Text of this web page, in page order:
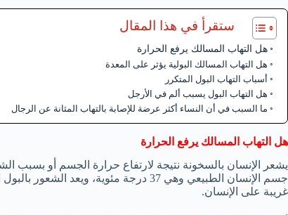
ستقرأ في هذا المقال
هل التهاب المسالك يرفع الحرارة
هل التهاب المسالك البولية يؤثر على المعدة
أسباب التهاب البول المتكرر
هل التهاب البول يسبب ألم في الأرجل
ما السبب في أن النساء أكثر عرضة للإصابة بالتهاب المثانة عن الرجال
هل التهاب المسالك يرفع الحرارة
يشعر الإنسان بالسخونة نتيجة لارتفاع حرارة الجسم أو بسبب
جسم الإنسان الطبيعي وهي 37 درجة
غريبة على الإنسان.